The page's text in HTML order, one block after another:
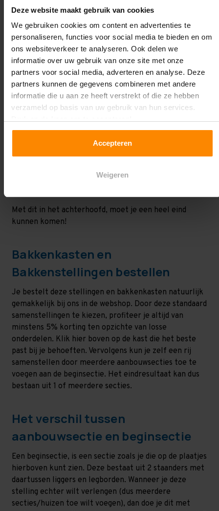
Deze website maakt gebruik van cookies
We gebruiken cookies om content en advertenties te
personaliseren, functies voor social media te bieden en om
ons websiteverkeer te analyseren. Ook delen we
informatie over uw gebruik van onze site met onze
partners voor social media, adverteren en analyse. Deze
partners kunnen de gegevens combineren met andere
informatie die u aan ze heeft verstrekt of die ze hebben
verzameld op basis van uw gebruik van hun services.
Accepteren
Weigeren
Zelf combinaties maken
Is het nou lastig om de ideale stelling samen te stellen
met verschillende afmetingen van bakken? Wij kunnen
je daar uiteraard ook bij helpen. Neem gerust contact
op met één van onze stelling-experts! Zij helpen je
graag met het slim en efficient samenstelling van
bakkenkasten en bakkenstellingen. Houdt bij het
factoren:
De afmetingen van de goederen en bakken
Met dit in het achterhoofd, moet je een heel eind
kunnen komen!
Bakkenkasten en
Bakkenstellingen bestellen
Je bestelt deze stellingen en bakkenkasten natuurlijk
gemakkelijk bij ons in de webshop. Door deze standaard
samenstellingen te kiezen, profiteer je altijd van
minstens 5% korting ten opzichte van losse
onderdelen. Klik hier boven op de kast die het beste
past bij je behoeften. Vervolgens kun je zelf een rij
samenstellen door meerdere aanbouwsecties toe te
voegen aan de beginsectie. Het eindresultaat kan dus
bestaan uit 1 of meerdere secties.
Het verschil tussen
aanbouwsectie en beginsectie
Een beginsectie, is een sectie zoals je die op de plaatjes
hierboven kunt zien. Deze bestaat uit 2 staanders met
daartussen liggers en legborden. Wanneer je deze
stelling echter wilt verlengen (dus meerdere
secties/huizen toe wilt voegen), dan doe je dit met